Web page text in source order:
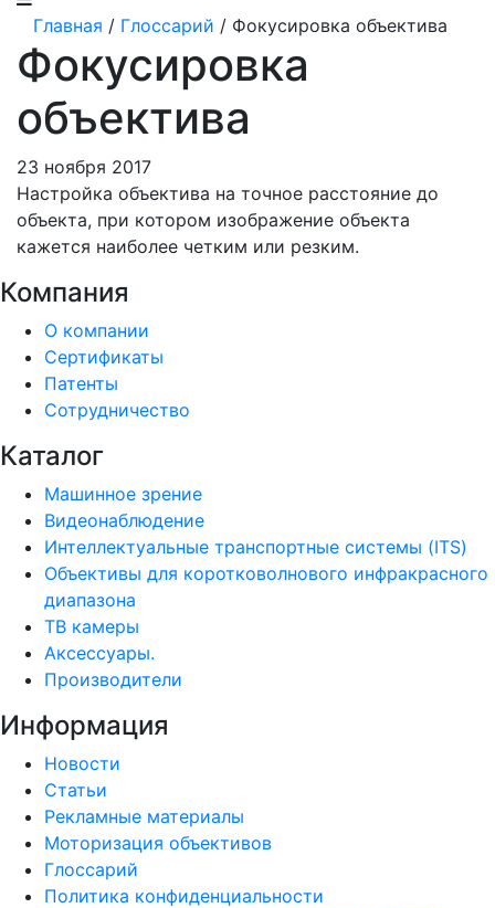
Главная / Глоссарий / Фокусировка объектива
Фокусировка
объектива
23 ноября 2017
Настройка объектива на точное расстояние до
объекта, при котором изображение объекта
кажется наиболее четким или резким.
Компания
О компании
Сертификаты
Патенты
Сотрудничество
Каталог
Машинное зрение
Видеонаблюдение
Интеллектуальные транспортные системы (ITS)
Объективы для коротковолнового инфракрасного
диапазона
ТВ камеры
Аксессуары.
Производители
Информация
Новости
Статьи
Рекламные материалы
Моторизация объективов
Глоссарий
Политика конфиденциальности